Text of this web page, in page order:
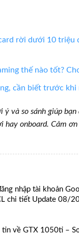
rời dưới 10 triệu
thế nào tốt?
cần biết trước khi
ý và so sánh giúp
hay onboard. Cảm
nhập tài khoản
chi tiết Update 08/
tin về GTX 1050ti –